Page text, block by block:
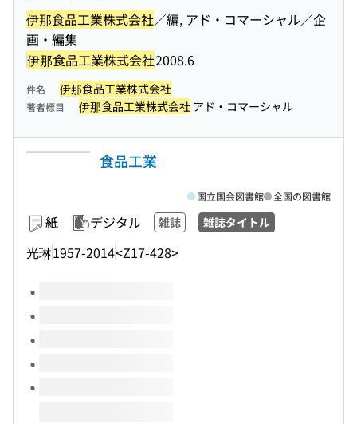
伊那食品工業株式会社／編, アド・コマーシャル／企
画・編集
伊那食品工業株式会社2008.6
件名 伊那食品工業株式会社
著者標目 伊那食品工業株式会社 アド・コマーシャル
食品工業
紙 デジタル 雑誌 雑誌タイトル
光琳1957-2014<Z17-428>
国立国会図書館 全国の図書館
このタイトルの巻号